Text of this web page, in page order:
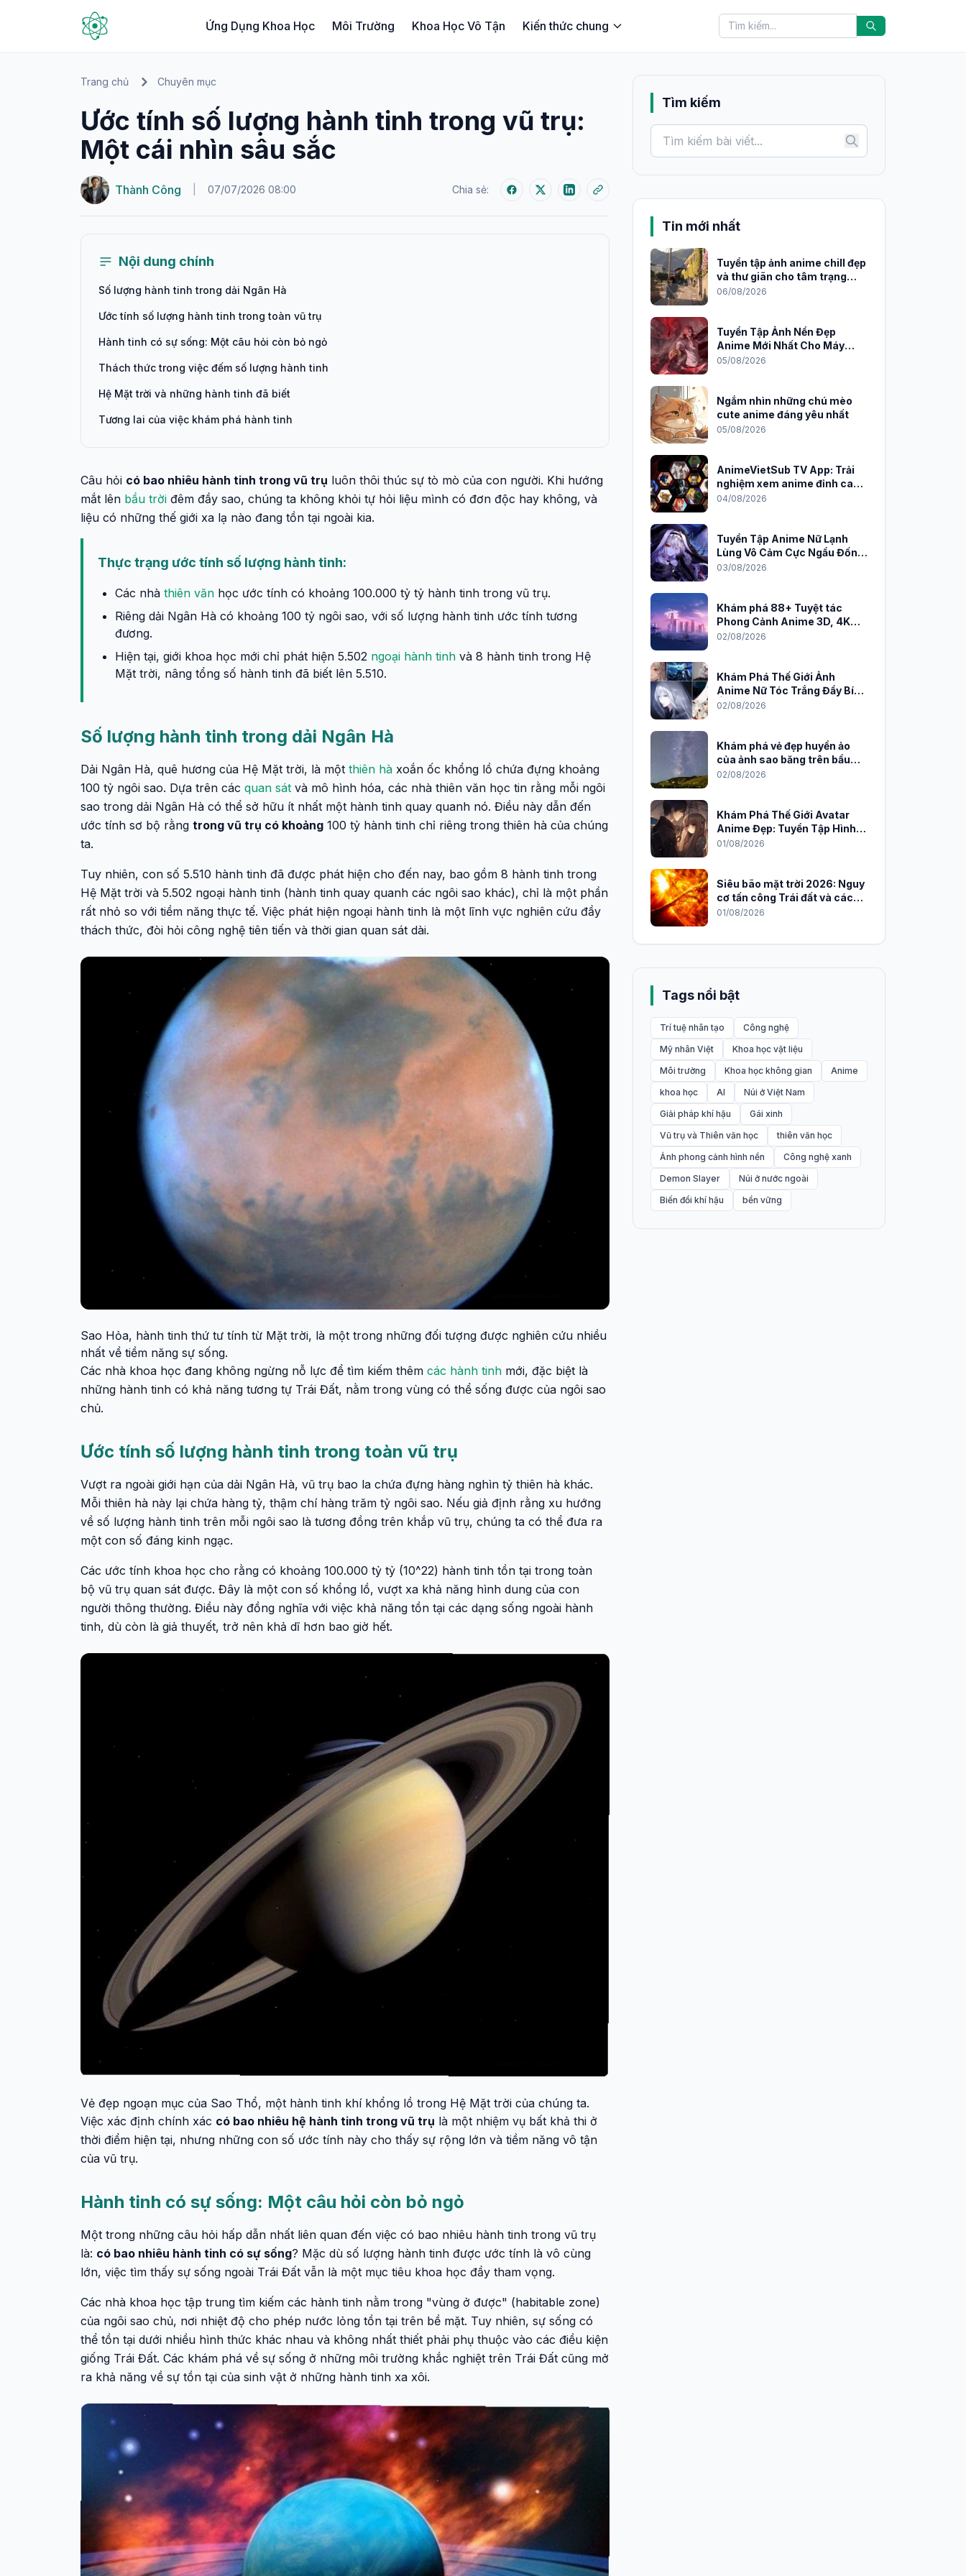
Ứng Dụng Khoa Học Môi Trường Khoa Học Vô Tận Kiến thức chung
Trang chủ Chuyên mục
Ước tính số lượng hành tinh trong vũ trụ:
Một cái nhìn sâu sắc
Thành Công 07/07/2026 08:00 Chia sẻ:
Nội dung chính
Số lượng hành tinh trong dải Ngân Hà
Ước tính số lượng hành tinh trong toàn vũ trụ
Hành tinh có sự sống: Một câu hỏi còn bỏ ngỏ
Thách thức trong việc đếm số lượng hành tinh
Hệ Mặt trời và những hành tinh đã biết
Tương lai của việc khám phá hành tinh
Câu hỏi có bao nhiêu hành tinh trong vũ trụ luôn thôi thúc sự tò mò của con người. Khi hướng
mắt lên bầu trời đêm đầy sao, chúng ta không khỏi tự hỏi liệu mình có đơn độc hay không, và
liệu có những thế giới xa lạ nào đang tồn tại ngoài kia.
Thực trạng ước tính số lượng hành tinh:
Các nhà thiên văn học ước tính có khoảng 100.000 tỷ tỷ hành tinh trong vũ trụ.
Riêng dải Ngân Hà có khoảng 100 tỷ ngôi sao, với số lượng hành tinh ước tính tương
đương.
Hiện tại, giới khoa học mới chỉ phát hiện 5.502 ngoại hành tinh và 8 hành tinh trong Hệ
Mặt trời, nâng tổng số hành tinh đã biết lên 5.510.
Số lượng hành tinh trong dải Ngân Hà
Dải Ngân Hà, quê hương của Hệ Mặt trời, là một thiên hà xoắn ốc khổng lồ chứa đựng khoảng
100 tỷ ngôi sao. Dựa trên các quan sát và mô hình hóa, các nhà thiên văn học tin rằng mỗi ngôi
sao trong dải Ngân Hà có thể sở hữu ít nhất một hành tinh quay quanh nó. Điều này dẫn đến
ước tính sơ bộ rằng trong vũ trụ có khoảng 100 tỷ hành tinh chỉ riêng trong thiên hà của chúng
ta.
Tuy nhiên, con số 5.510 hành tinh đã được phát hiện cho đến nay, bao gồm 8 hành tinh trong
Hệ Mặt trời và 5.502 ngoại hành tinh (hành tinh quay quanh các ngôi sao khác), chỉ là một phần
rất nhỏ so với tiềm năng thực tế. Việc phát hiện ngoại hành tinh là một lĩnh vực nghiên cứu đầy
thách thức, đòi hỏi công nghệ tiên tiến và thời gian quan sát dài.
Sao Hỏa, hành tinh thứ tư tính từ Mặt trời, là một trong những đối tượng được nghiên cứu nhiều
nhất về tiềm năng sự sống.
Các nhà khoa học đang không ngừng nỗ lực để tìm kiếm thêm các hành tinh mới, đặc biệt là
những hành tinh có khả năng tương tự Trái Đất, nằm trong vùng có thể sống được của ngôi sao
chủ.
Ước tính số lượng hành tinh trong toàn vũ trụ
Vượt ra ngoài giới hạn của dải Ngân Hà, vũ trụ bao la chứa đựng hàng nghìn tỷ thiên hà khác.
Mỗi thiên hà này lại chứa hàng tỷ, thậm chí hàng trăm tỷ ngôi sao. Nếu giả định rằng xu hướng
về số lượng hành tinh trên mỗi ngôi sao là tương đồng trên khắp vũ trụ, chúng ta có thể đưa ra
một con số đáng kinh ngạc.
Các ước tính khoa học cho rằng có khoảng 100.000 tỷ tỷ (10^22) hành tinh tồn tại trong toàn
bộ vũ trụ quan sát được. Đây là một con số khổng lồ, vượt xa khả năng hình dung của con
người thông thường. Điều này đồng nghĩa với việc khả năng tồn tại các dạng sống ngoài hành
tinh, dù còn là giả thuyết, trở nên khả dĩ hơn bao giờ hết.
Vẻ đẹp ngoạn mục của Sao Thổ, một hành tinh khí khổng lồ trong Hệ Mặt trời của chúng ta.
Việc xác định chính xác có bao nhiêu hệ hành tinh trong vũ trụ là một nhiệm vụ bất khả thi ở
thời điểm hiện tại, nhưng những con số ước tính này cho thấy sự rộng lớn và tiềm năng vô tận
của vũ trụ.
Hành tinh có sự sống: Một câu hỏi còn bỏ ngỏ
Một trong những câu hỏi hấp dẫn nhất liên quan đến việc có bao nhiêu hành tinh trong vũ trụ
là: có bao nhiêu hành tinh có sự sống? Mặc dù số lượng hành tinh được ước tính là vô cùng
lớn, việc tìm thấy sự sống ngoài Trái Đất vẫn là một mục tiêu khoa học đầy tham vọng.
Các nhà khoa học tập trung tìm kiếm các hành tinh nằm trong "vùng ở được" (habitable zone)
của ngôi sao chủ, nơi nhiệt độ cho phép nước lỏng tồn tại trên bề mặt. Tuy nhiên, sự sống có
thể tồn tại dưới nhiều hình thức khác nhau và không nhất thiết phải phụ thuộc vào các điều kiện
giống Trái Đất. Các khám phá về sự sống ở những môi trường khắc nghiệt trên Trái Đất cũng mở
ra khả năng về sự tồn tại của sinh vật ở những hành tinh xa xôi.
Tìm kiếm
Tin mới nhất
Tuyển tập ảnh anime chill đẹp
và thư giãn cho tâm trạng
2026
06/08/2026
Tuyển Tập Ảnh Nền Đẹp
Anime Mới Nhất Cho Máy
Tính 2026
05/08/2026
Ngắm nhìn những chú mèo
cute anime đáng yêu nhất
05/08/2026
AnimeVietSub TV App: Trải
nghiệm xem anime đỉnh cao
trên PC
04/08/2026
Tuyển Tập Anime Nữ Lạnh
Lùng Vô Cảm Cực Ngầu Đốn
Tim Fan
03/08/2026
Khám phá 88+ Tuyệt tác
Phong Cảnh Anime 3D, 4K
Sắc Nét
02/08/2026
Khám Phá Thế Giới Ảnh
Anime Nữ Tóc Trắng Đầy Bí
Ẩn và Quyến Rũ
02/08/2026
Khám phá vẻ đẹp huyền ảo
của ảnh sao băng trên bầu
trời đêm
02/08/2026
Khám Phá Thế Giới Avatar
Anime Đẹp: Tuyển Tập Hình
Nền Độc Đáo Cho Năm 2026
01/08/2026
Siêu bão mặt trời 2026: Nguy
cơ tấn công Trái đất và cách
phòng chống
01/08/2026
Tags nổi bật
Trí tuệ nhân tạo
Công nghệ
Mỹ nhân Việt
Khoa học vật liệu
Môi trường
Khoa học không gian
Anime
khoa học
AI
Núi ở Việt Nam
Giải pháp khí hậu
Gái xinh
Vũ trụ và Thiên văn học
thiên văn học
Ảnh phong cảnh hình nền
Công nghệ xanh
Demon Slayer
Núi ở nước ngoài
Biến đổi khí hậu
bền vững